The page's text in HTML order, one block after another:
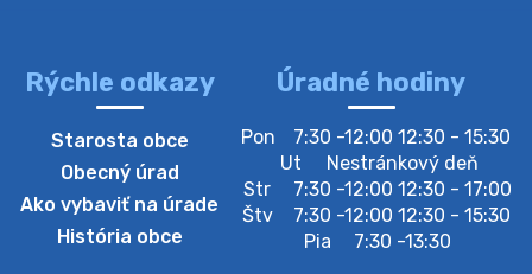
4. augusta 2026 10:05
Zberný dvor-Gyűjtőudvar
Oznamujeme obyvateľom, že v stredu 05. augusta
bude zberný dvor zatvorený. Értesítjük a lakosokat,
hogy szerdán augusztus 05-én a gyűjtőudvar zárva
lesz https://ciernybrod.sk?p=214…
Rýchle odkazy
Starosta obce
Obecný úrad
Ako vybaviť na úrade
História obce
Úradné hodiny
Pon
7:30 -12:00 12:30 - 15:30
Ut
Nestránkový deň
Str
7:30 -12:00 12:30 - 17:00
Štv
7:30 -12:00 12:30 - 15:30
Pia
7:30 -13:30